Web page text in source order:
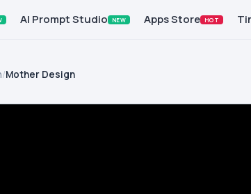
AI Prompt Studio NEW Apps Store HOT
/Mother Design